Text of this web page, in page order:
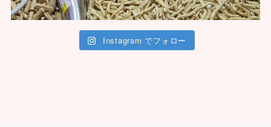
Instagram でフォロー